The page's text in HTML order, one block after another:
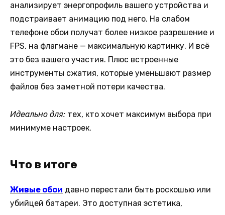
анализирует энергопрофиль вашего устройства и
подстраивает анимацию под него. На слабом
телефоне обои получат более низкое разрешение и
FPS, на флагмане — максимальную картинку. И всё
это без вашего участия. Плюс встроенные
инструменты сжатия, которые уменьшают размер
файлов без заметной потери качества.
Идеально для: тех, кто хочет максимум выбора при
минимуме настроек.
Что в итоге
Живые обои давно перестали быть роскошью или
убийцей батареи. Это доступная эстетика,